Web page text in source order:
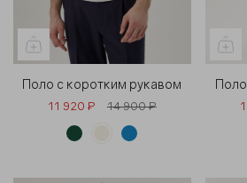
Поло с коротким рукавом
11 920 ₽ 14 900 ₽